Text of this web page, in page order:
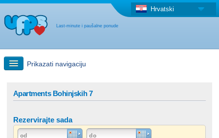
Last-minute i paušalne ponude
Hrvatski
Prikazati navigaciju
Apartments Bohinjskih 7
Rezervirajte sada